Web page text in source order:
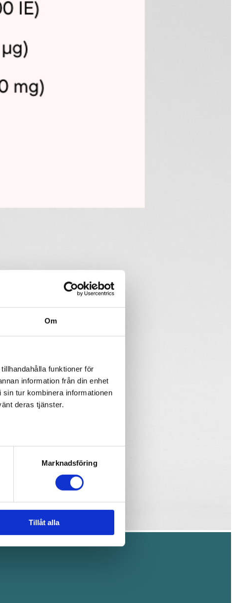
Om
funktioner för
information från din enhet
tur kombinera informationen
deras tjänster.
Marknadsföring
Tillåt alla